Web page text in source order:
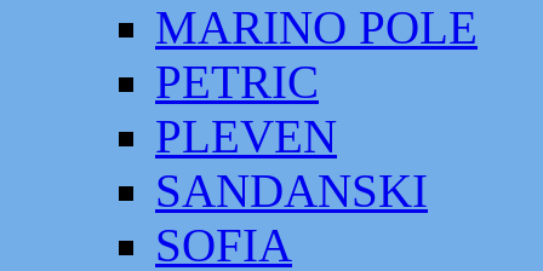
MARINO POLE
PETRIC
PLEVEN
SANDANSKI
SOFIA